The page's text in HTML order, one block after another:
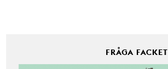
FRÅGA FACKET